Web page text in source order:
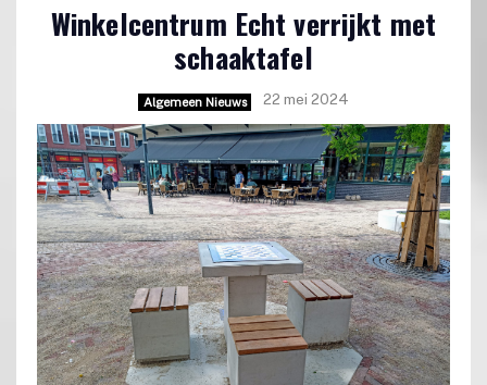
Winkelcentrum Echt verrijkt met
schaaktafel
Algemeen Nieuws 22 mei 2024